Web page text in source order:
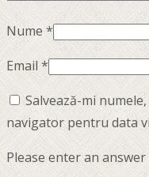
Nume*
Email*
Salvează-mi
navigator pentru data
Please enter an